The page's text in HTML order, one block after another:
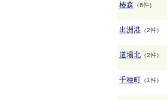
椿森 （6件）
出洲港 （2件）
道場北 （2件）
千種町 （1件）